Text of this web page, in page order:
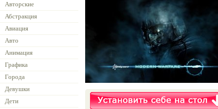
Авторские
Абстракция
Авиация
Авто
Анимация
Графика
Города
Девушки
Дети